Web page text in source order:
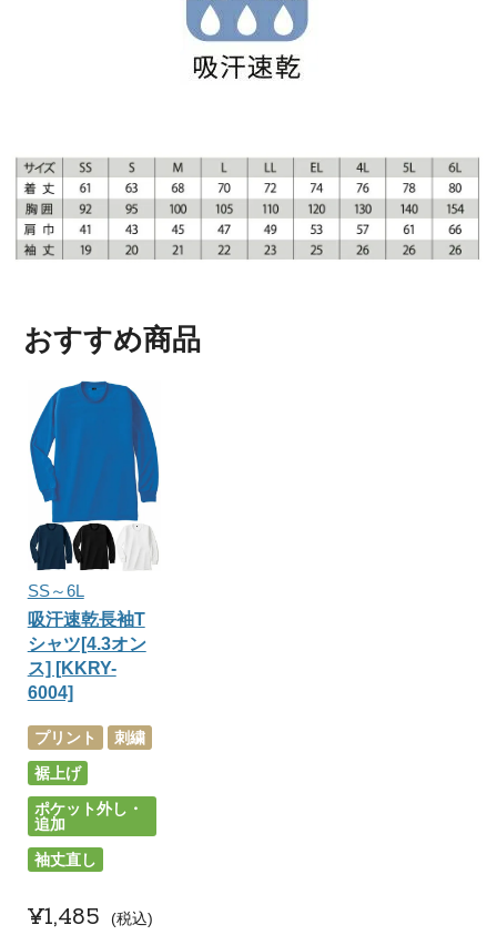
おすすめ商品
SS～6L
吸汗速乾長袖T
シャツ[4.3オン
ス] [KKRY-
6004]
プリント
刺繍
裾上げ
ポケット外し・
追加
袖丈直し
¥1,485 税込